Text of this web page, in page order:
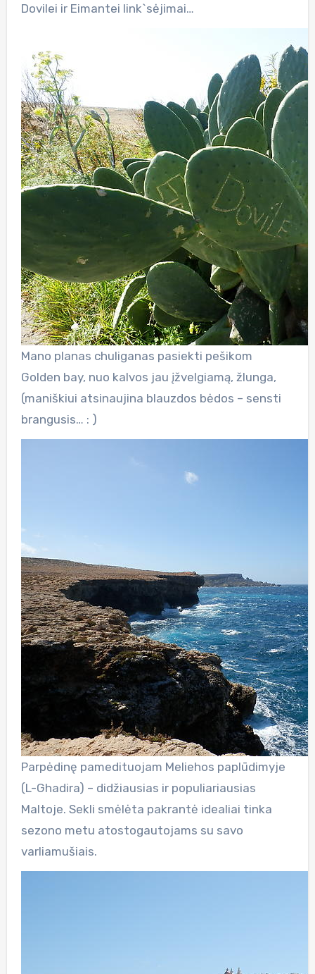
Dovilei ir Eimantei link`sėjimai…
Mano planas chuliganas pasiekti pešikom
Golden bay, nuo kalvos jau įžvelgiamą, žlunga,
(maniškiui atsinaujina blauzdos bėdos – sensti
brangusis… : )
Parpėdinę pamedituojam Meliehos paplūdimyje
(L-Ghadira) – didžiausias ir populiariausias
Maltoje. Sekli smėlėta pakrantė idealiai tinka
sezono metu atostogautojams su savo
varliamušiais.